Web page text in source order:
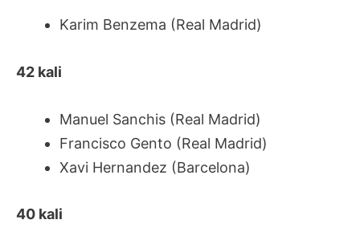
Karim Benzema (Real Madrid)
42 kali
Manuel Sanchis (Real Madrid)
Francisco Gento (Real Madrid)
Xavi Hernandez (Barcelona)
40 kali